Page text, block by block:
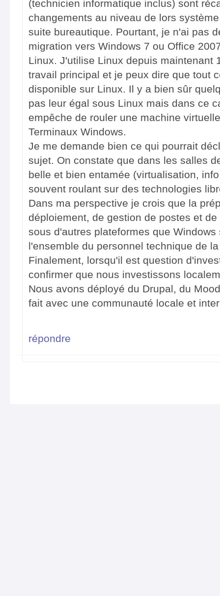
(technicien informatique inclus) sont
changements au niveau de lors
suite bureautique. Pourtant, je n'ai pas
migration vers Windows 7 ou Office
Linux. J'utilise Linux depuis maintenant
travail principal et je peux dire que tout
disponible sur Linux. Il y a bien sûr
pas leur égal sous Linux mais dans ce
empêche de rouler une machine
Terminaux Windows.
Je me demande bien ce qui pourrait
sujet. On constate que dans les salles
belle et bien entamée (virtualisation,
souvent roulant sur des technologies
Dans ma perspective je crois que la
déploiement, de gestion de postes et
sous d'autres plateformes que
l'ensemble du personnel technique de
Finalement, lorsqu'il est question
confirmer que nous investissons
Nous avons déployé du Drupal, du
fait avec une communauté locale et
répondre